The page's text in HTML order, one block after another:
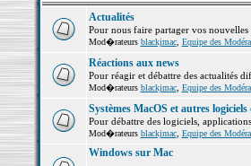
Actualités
Pour nous faire partager vos
Mod�rateurs blackjmac, Equipe des
Réactions aux news
Pour réagir et débattre des actualités
Mod�rateurs blackjmac, Equipe des
Systèmes MacOS et autres
Pour débattre des logiciels,
Mod�rateurs blackjmac, Equipe des
Windows sur Mac